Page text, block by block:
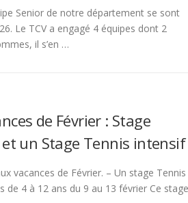
Senior de notre département se sont
Le TCV a engagé 4 équipes dont 2
il s’en …
de Février : Stage
un Stage Tennis intensif
vacances de Février. – Un stage
de 4 à 12 ans du 9 au 13 février Ce stage